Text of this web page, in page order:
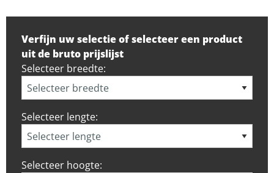
Verfijn uw selectie of selecteer een product
uit de bruto prijslijst
Selecteer breedte:
Selecteer lengte:
Selecteer hoogte: